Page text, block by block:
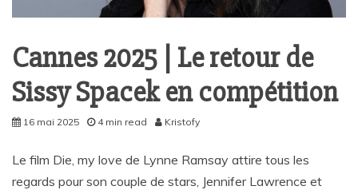
Cannes 2025 | Le retour de
Sissy Spacek en compétition
16 mai 2025 4 min read Kristofy
Le film Die, my love de Lynne Ramsay attire tous les
regards pour son couple de stars, Jennifer Lawrence et